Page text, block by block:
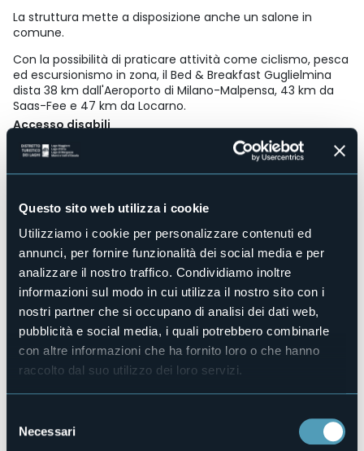
Questo sito web utilizza i cookie
Utilizziamo i cookie per personalizzare contenuti ed
annunci, per fornire funzionalità dei social media e per
analizzare il nostro traffico. Condividiamo inoltre
informazioni sul modo in cui utilizza il nostro sito con i
nostri partner che si occupano di analisi dei dati web,
pubblicità e social media, i quali potrebbero combinarle
con altre informazioni che ha fornito loro o che hanno
raccolto dal suo utilizzo dei loro servizi.
delNecessari
La struttura mette a disposizione anche un salone in
comune.
Con la possibilità di praticare attività come ciclismo, pesca
ed escursionismo in zona, il Bed & Breakfast Guglielmina
dista 38 km dall'Aeroporto di Milano-Malpensa, 43 km da
Saas-Fee e 47 km da Locarno.
Accesso disabili
No
Centro benessere
No
Sala congressi
No
Piscina
No
Animali ammessi
No
Camere
Posti letto
E-mail
Sito web